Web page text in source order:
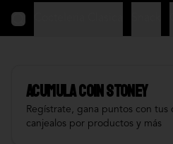
AcumulaCOIN STONEY
Regístrate, gana puntos con tus
canjealos por productos y más